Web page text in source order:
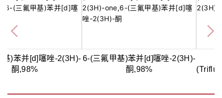
基)苯并[d]噻唑-2(3H)-
酮,98%
6-(三氟甲基)苯并[d]噻唑-2(3H)-
酮,98%